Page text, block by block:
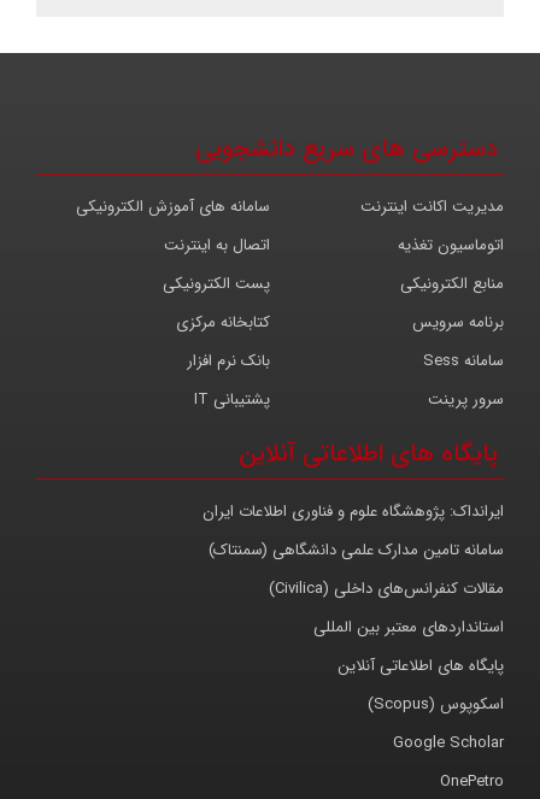
دسترسی های سریع دانشجویی
سامانه های آموزش الکترونیکی
مدیریت اکانت اینترنت
اتصال به اینترنت
اتوماسیون تغذیه
پست الکترونیکی
منابع الکترونیکی
کتابخانه مرکزی
برنامه سرویس
بانک نرم افزار
سامانه Sess
پشتیبانی IT
سرور پرینت
پایگاه های اطلاعاتی آنلاین
ایرانداک: پژوهشگاه علوم و فناوری اطلاعات ایران
سامانه تامین مدارک علمی دانشگاهی (سمنتاک)
مقالات کنفرانس‌های داخلی (Civilica)
استانداردهای معتبر بین المللی
پایگاه های اطلاعاتی آنلاین
اسکوپوس (Scopus)
Google Scholar
OnePetro